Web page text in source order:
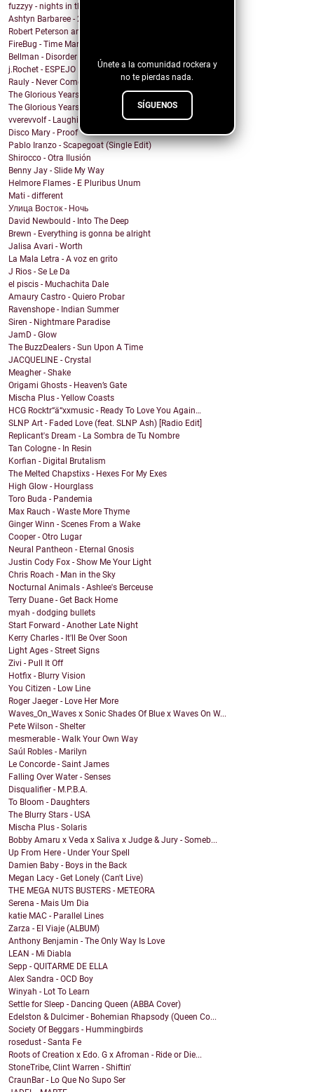
Únete a la comunidad rockera y
no te pierdas nada.
SÍGUENOS
fuzzyy - nights in the basement ft. long beard
Ashtyn Barbaree - 2am Shadow (Piano Version)
Robert Peterson and The Crusade - Of All The World
FireBug - Time Marches On
Bellman - Disorder
j.Rochet - ESPEJO
Rauly - Never Come Back
The Glorious Years - Cosmic Behaviour
The Glorious Years - Sweet Imperfections
vverevvolf - Laughing Til I Cry
Disco Mary - Proof
Pablo Iranzo - Scapegoat (Single Edit)
Shirocco - Otra Ilusión
Benny Jay - Slide My Way
Helmore Flames - E Pluribus Unum
Mati - different
Улица Восток - Ночь
David Newbould - Into The Deep
Brewn - Everything is gonna be alright
Jalisa Avari - Worth
La Mala Letra - A voz en grito
J Rios - Se Le Da
el piscis - Muchachita Dale
Amaury Castro - Quiero Probar
Ravenshope - Indian Summer
Siren - Nightmare Paradise
JamD - Glow
The BuzzDealers - Sun Upon A Time
JACQUELINE - Crystal
Meagher - Shake
Origami Ghosts - Heaven’s Gate
Mischa Plus - Yellow Coasts
HCG Rocktr“ä“xxmusic - Ready To Love You Again…
SLNP Art - Faded Love (feat. SLNP Ash) [Radio Edit]
Replicant's Dream - La Sombra de Tu Nombre
Tan Cologne - In Resin
Korfian - Digital Brutalism
The Melted Chapstixs - Hexes For My Exes
High Glow - Hourglass
Toro Buda - Pandemia
Max Rauch - Waste More Thyme
Ginger Winn - Scenes From a Wake
Cooper - Otro Lugar
Neural Pantheon - Eternal Gnosis
Justin Cody Fox - Show Me Your Light
Chris Roach - Man in the Sky
Nocturnal Animals - Ashlee's Berceuse
Terry Duane - Get Back Home
myah - dodging bullets
Start Forward - Another Late Night
Kerry Charles - It'll Be Over Soon
Light Ages - Street Signs
Zivi - Pull It Off
Hotfix - Blurry Vision
You Citizen - Low Line
Roger Jaeger - Love Her More
Waves_On_Waves x Sonic Shades Of Blue x Waves On W...
Pete Wilson - Shelter
mesmerable - Walk Your Own Way
Saúl Robles - Marilyn
Le Concorde - Saint James
Falling Over Water - Senses
Disqualifier - M.P.B.A.
To Bloom - Daughters
The Blurry Stars - USA
Mischa Plus - Solaris
Bobby Amaru x Veda x Saliva x Judge & Jury - Someb...
Up From Here - Under Your Spell
Damien Baby - Boys in the Back
Megan Lacy - Get Lonely (Can't Live)
THE MEGA NUTS BUSTERS - METEORA
Serena - Mais Um Dia
katie MAC - Parallel Lines
Zarza - El Viaje (ALBUM)
Anthony Benjamin - The Only Way Is Love
LEAN - Mi Diabla
Sepp - QUITARME DE ELLA
Alex Sandra - OCD Boy
Winyah - Lot To Learn
Settle for Sleep - Dancing Queen (ABBA Cover)
Edelston & Dulcimer - Bohemian Rhapsody (Queen Co...
Society Of Beggars - Hummingbirds
rosedust - Santa Fe
Roots of Creation x Edo. G x Afroman - Ride or Die...
StoneTribe, Clint Warren - Shiftin'
CraunBar - Lo Que No Supo Ser